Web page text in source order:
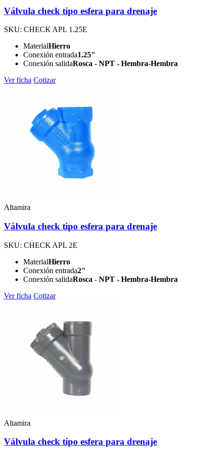
Válvula check tipo esfera para drenaje
SKU: CHECK APL 1.25E
MaterialHierro
Conexión entrada1.25"
Conexión salidaRosca - NPT - Hembra-Hembra
Ver ficha Cotizar
Altamira
Válvula check tipo esfera para drenaje
SKU: CHECK APL 2E
MaterialHierro
Conexión entrada2"
Conexión salidaRosca - NPT - Hembra-Hembra
Ver ficha Cotizar
Altamira
Válvula check tipo esfera para drenaje